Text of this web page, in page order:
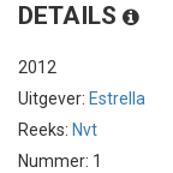
DETAILS
2012
Uitgever: Estrella
Reeks: Nvt
Nummer: 1